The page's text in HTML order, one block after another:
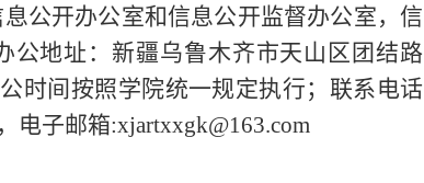
公开办公室和信息公开监督办公室，信
公地址：新疆乌鲁木齐市天山区团结路
时间按照学院统一规定执行；联系电话
电子邮箱:xjartxxgk@163.com